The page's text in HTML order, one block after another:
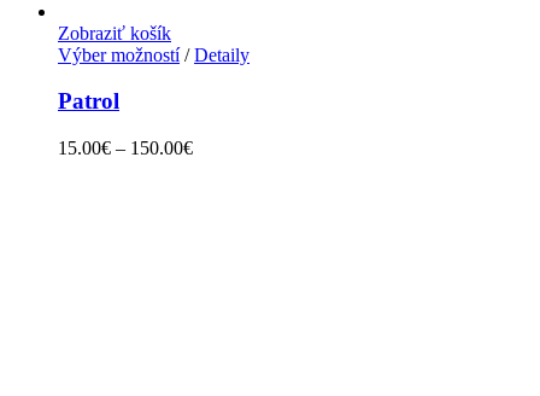
Zobraziť košík
Výber možností/ Detaily
Patrol
15.00€ – 150.00€